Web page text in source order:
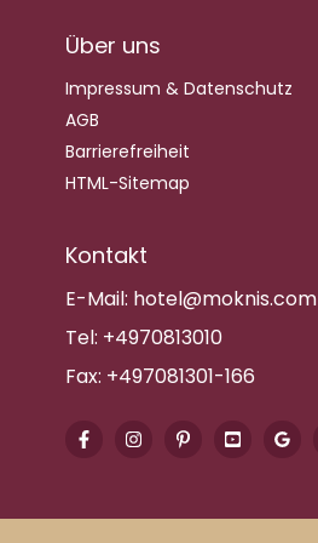
Über uns
Impressum & Datenschutz
AGB
Barrierefreiheit
HTML-Sitemap
Kontakt
E-Mail: hotel@moknis.com
Tel: +4970813010
Fax: +497081301-166